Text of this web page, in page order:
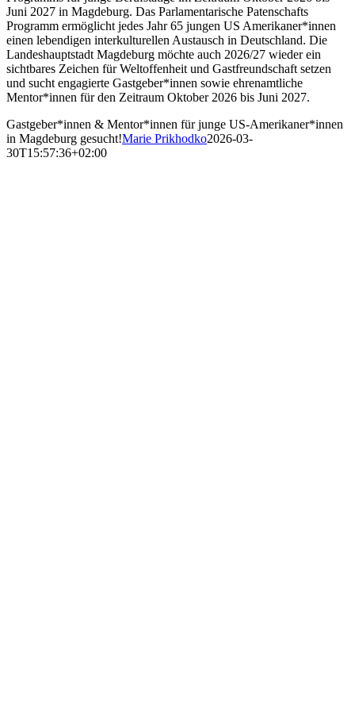
Juni 2027 in Magdeburg. Das Parlamentarische Patenschafts
Programm ermöglicht jedes Jahr 65 jungen US Amerikaner*innen
einen lebendigen interkulturellen Austausch in Deutschland. Die
Landeshauptstadt Magdeburg möchte auch 2026/27 wieder ein
sichtbares Zeichen für Weltoffenheit und Gastfreundschaft setzen
und sucht engagierte Gastgeber*innen sowie ehrenamtliche
Mentor*innen für den Zeitraum Oktober 2026 bis Juni 2027.
Gastgeber*innen & Mentor*innen für junge US-Amerikaner*innen
in Magdeburg gesucht!Marie Prikhodko2026-03-
30T15:57:36+02:00